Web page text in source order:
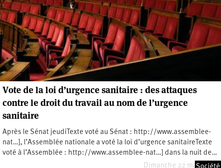
Vote de la loi d’urgence sanitaire : des attaques
contre le droit du travail au nom de l’urgence
sanitaire
Après le Sénat jeudiTexte voté au Sénat : http://www.assemblee-
nat…], l’Assemblée nationale a voté la loi d’urgence sanitaireTexte
voté à l’Assemblée : http://www.assemblee-nat…] dans la nuit de…
Dimanche 22 mars 2020